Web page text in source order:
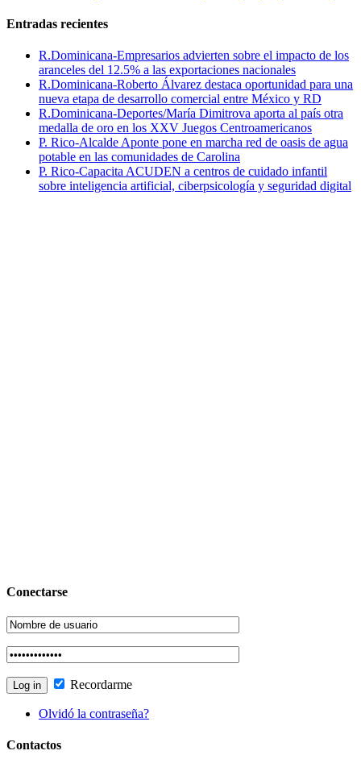
Entradas recientes
R.Dominicana-Empresarios advierten sobre el impacto de los
aranceles del 12.5% a las exportaciones nacionales
R.Dominicana-Roberto Álvarez destaca oportunidad para una
nueva etapa de desarrollo comercial entre México y RD
R.Dominicana-Deportes/María Dimitrova aporta al país otra
medalla de oro en los XXV Juegos Centroamericanos
P. Rico-Alcalde Aponte pone en marcha red de oasis de agua
potable en las comunidades de Carolina
P. Rico-Capacita ACUDEN a centros de cuidado infantil
sobre inteligencia artificial, ciberpsicología y seguridad digital
Conectarse
Recordarme
Olvidó la contraseña?
Contactos